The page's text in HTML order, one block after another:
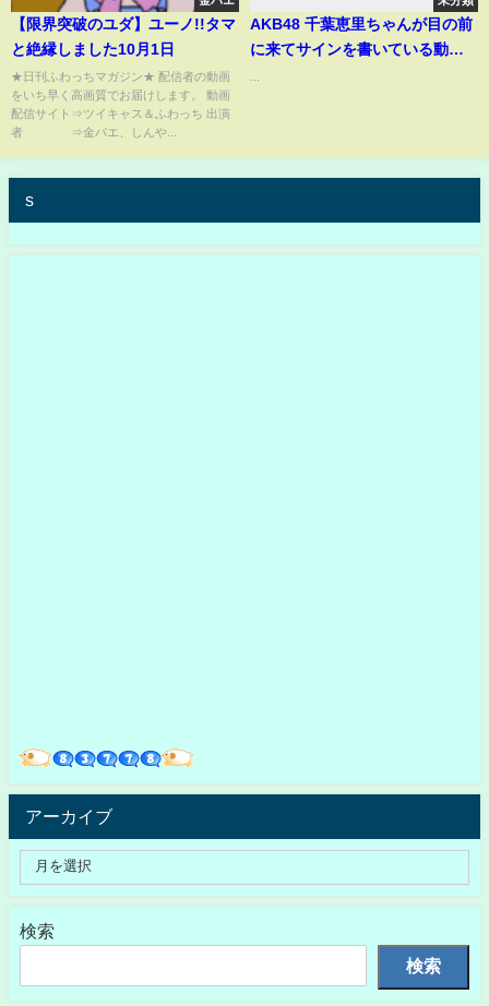
【限界突破のユダ】ユーノ!!タマ
と絶縁しました10月1日
★日刊ふわっちマガジン★ 配信者の動画
をいち早く高画質でお届けします。 動画
配信サイト⇒ツイキャス＆ふわっち 出演
者 ⇒金バエ、しんや...
AKB48 千葉恵里ちゃんが目の前
に来てサインを書いている動
s
アーカイブ
検索
検索